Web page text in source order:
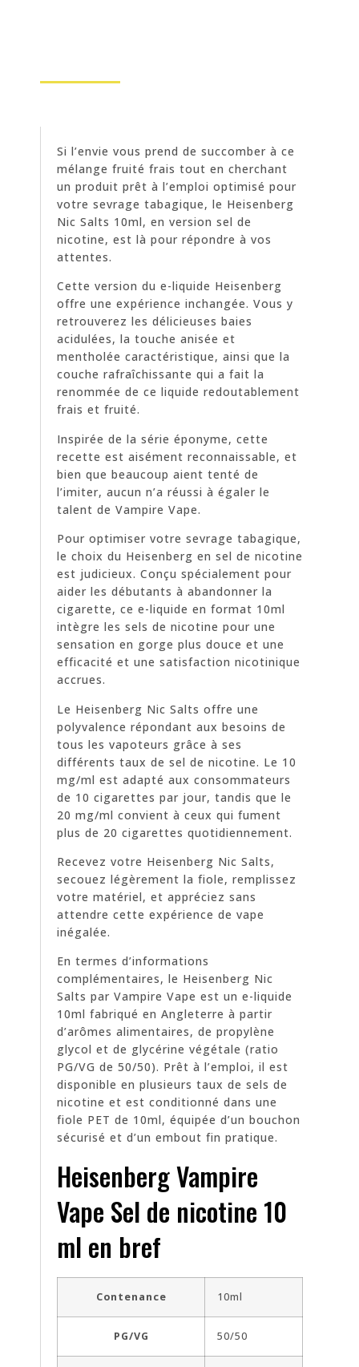
Si l’envie vous prend de succomber à ce
mélange fruité frais tout en cherchant
un produit prêt à l’emploi optimisé pour
votre sevrage tabagique, le Heisenberg
Nic Salts 10ml, en version sel de
nicotine, est là pour répondre à vos
attentes.
Cette version du e-liquide Heisenberg
offre une expérience inchangée. Vous y
retrouverez les délicieuses baies
acidulées, la touche anisée et
mentholée caractéristique, ainsi que la
couche rafraîchissante qui a fait la
renommée de ce liquide redoutablement
frais et fruité.
Inspirée de la série éponyme, cette
recette est aisément reconnaissable, et
bien que beaucoup aient tenté de
l’imiter, aucun n’a réussi à égaler le
talent de Vampire Vape.
Pour optimiser votre sevrage tabagique,
le choix du Heisenberg en sel de nicotine
est judicieux. Conçu spécialement pour
aider les débutants à abandonner la
cigarette, ce e-liquide en format 10ml
intègre les sels de nicotine pour une
sensation en gorge plus douce et une
efficacité et une satisfaction nicotinique
accrues.
Le Heisenberg Nic Salts offre une
polyvalence répondant aux besoins de
tous les vapoteurs grâce à ses
différents taux de sel de nicotine. Le 10
mg/ml est adapté aux consommateurs
de 10 cigarettes par jour, tandis que le
20 mg/ml convient à ceux qui fument
plus de 20 cigarettes quotidiennement.
Recevez votre Heisenberg Nic Salts,
secouez légèrement la fiole, remplissez
votre matériel, et appréciez sans
attendre cette expérience de vape
inégalée.
En termes d’informations
complémentaires, le Heisenberg Nic
Salts par Vampire Vape est un e-liquide
10ml fabriqué en Angleterre à partir
d’arômes alimentaires, de propylène
glycol et de glycérine végétale (ratio
PG/VG de 50/50). Prêt à l’emploi, il est
disponible en plusieurs taux de sels de
nicotine et est conditionné dans une
fiole PET de 10ml, équipée d’un bouchon
sécurisé et d’un embout fin pratique.
Heisenberg Vampire
Vape Sel de nicotine 10
ml en bref
Contenance 10ml
PG/VG 50/50